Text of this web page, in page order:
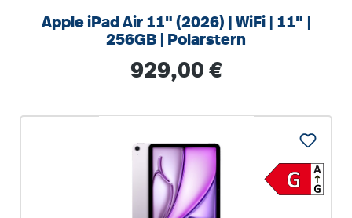
Apple iPad Air 11" (2026) | WiFi | 11" |
256GB | Polarstern
Regulärer Preis:
929,00 €